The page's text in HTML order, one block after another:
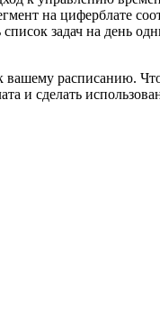
на циферблате
задач на день
вашему расписанию.
и сделать